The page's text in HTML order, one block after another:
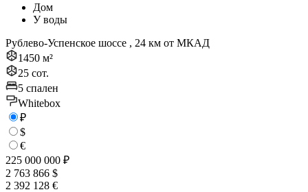
Дом
У воды
Рублево-Успенское шоссе , 24 км от МКАД
1450 м²
25 сот.
5 спален
Whitebox
₽
$
€
225 000 000 ₽
2 763 866 $
2 392 128 €